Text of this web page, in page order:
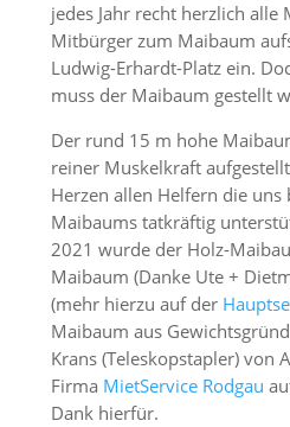
jedes Jahr recht herzlich
Mitbürger zum Maibaum
Ludwig-Erhardt-Platz ein.
muss der Maibaum gestellt
Der rund 15 m hohe
reiner Muskelkraft
Herzen allen Helfern die
Maibaums tatkräftig
2021 wurde der Holz-
Maibaum (Danke Ute +
(mehr hierzu auf der
Maibaum aus
Krans (Teleskopstapler) von
Firma MietService Rodgau
Dank hierfür.